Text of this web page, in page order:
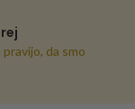
da smo